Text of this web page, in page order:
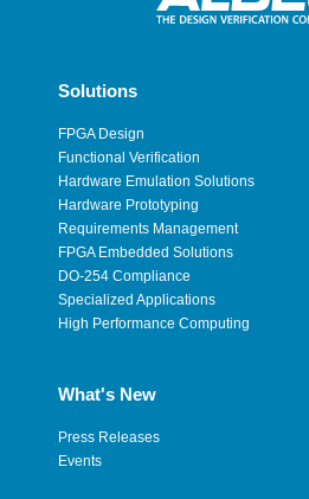
Solutions
FPGA Design
Functional Verification
Hardware Emulation Solutions
Hardware Prototyping
Requirements Management
FPGA Embedded Solutions
DO-254 Compliance
Specialized Applications
High Performance Computing
What's New
Press Releases
Events